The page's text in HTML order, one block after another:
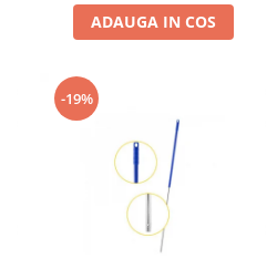
ADAUGA IN COS
-19%